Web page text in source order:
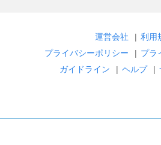
運営会社 | 利用
プライバシーポリシー
| プラ
ガイドライン
| ヘルプ |